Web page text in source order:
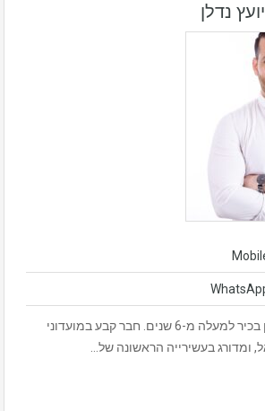
נדלן
שמי דקל רץ יועץ נדל"ן בכיר למעלה מ-6 שנים. חבר קבע במועדוני
ומדורג בעשירייה הראשונה של…